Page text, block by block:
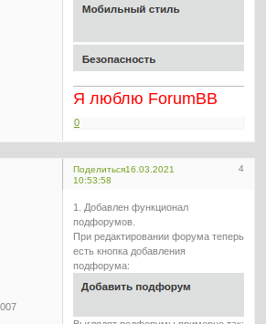
Я люблю ForumBB
0
Поделиться 4
16.03.2021
10:53:58
1. Добавлен функционал
подфорумов.
При редактировании форума теперь
есть кнопка добавления
подфорума: